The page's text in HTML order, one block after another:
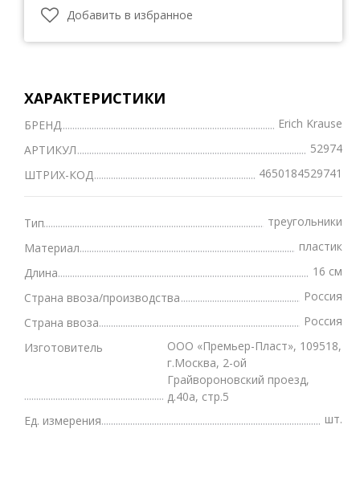
Добавить в избранное
ХАРАКТЕРИСТИКИ
БРЕНД
Erich Krause
АРТИКУЛ
52974
ШТРИХ-КОД
4650184529741
Тип
треугольники
Материал
пластик
Длина
16 см
Страна ввоза/производства
Россия
Страна ввоза
Россия
Изготовитель
ООО «Премьер-Пласт», 109518,
г.Москва, 2-ой
Грайвороновский проезд,
д.40а, стр.5
Ед. измерения
шт.